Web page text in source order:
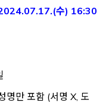
수) 16:30
명만 포함 (서명 X, 도